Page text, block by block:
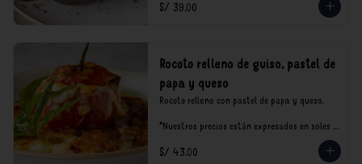
S/ 39.00
Rocoto relleno de guiso, pastel de
papa y queso
Rocoto relleno con pastel de papa y queso.
*Nuestros precios están expresados en soles e
consumo.
S/ 43.00